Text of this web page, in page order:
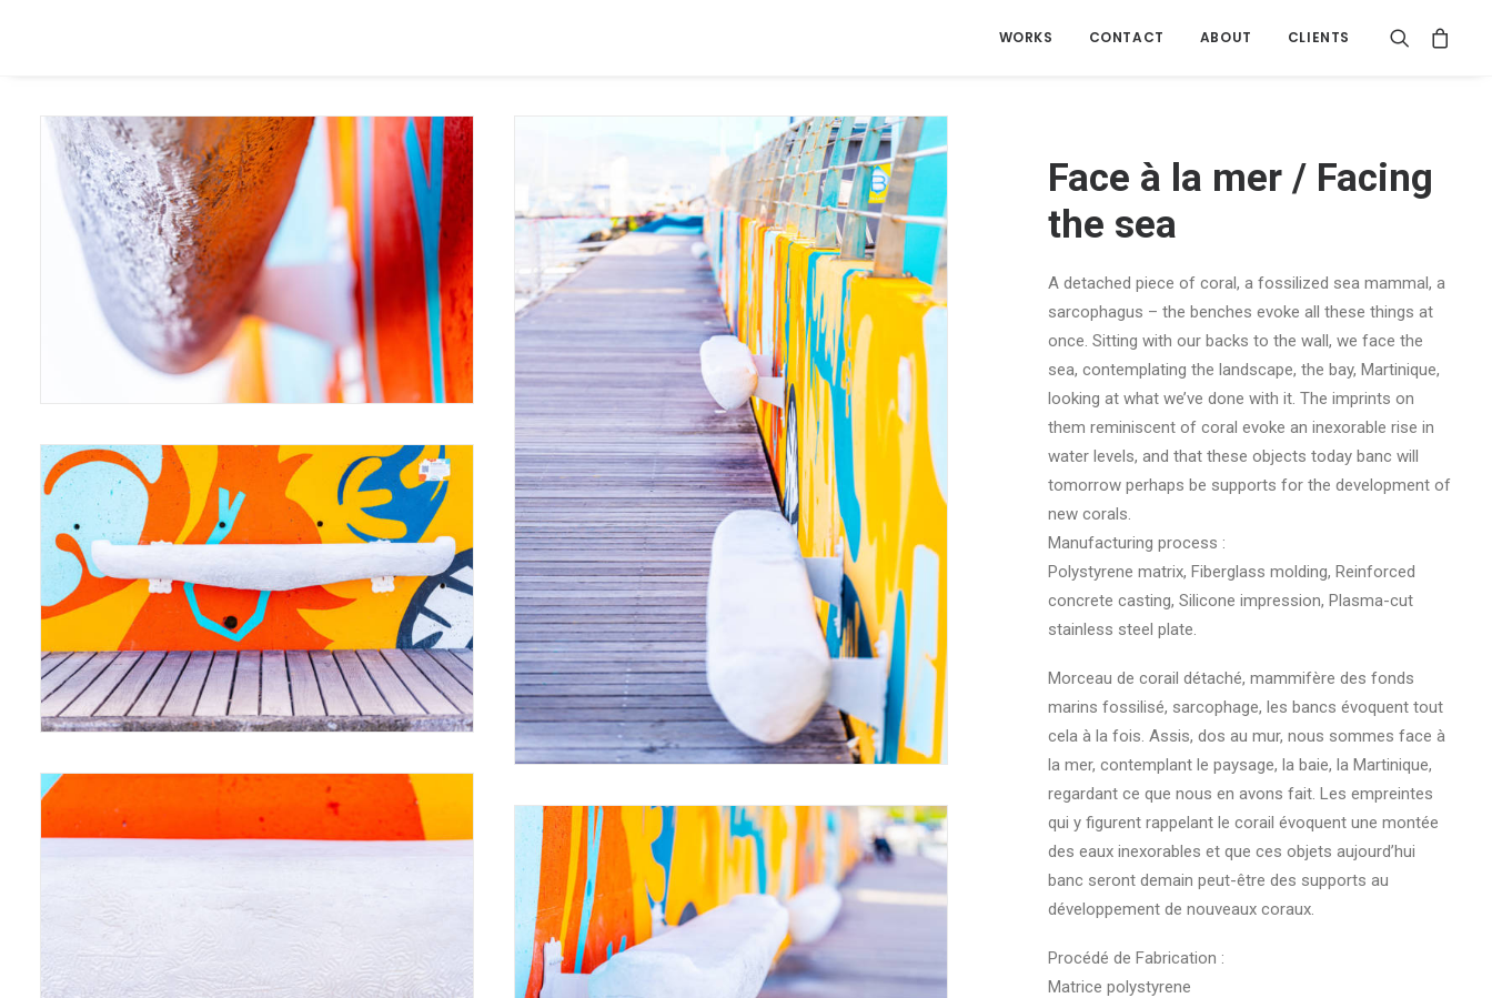
WORKS CONTACT ABOUT CLIENTS
Face à la mer / Facing
the sea
A detached piece of coral, a fossilized sea mammal, a
sarcophagus – the benches evoke all these things at
once. Sitting with our backs to the wall, we face the
sea, contemplating the landscape, the bay, Martinique,
looking at what we’ve done with it. The imprints on
them reminiscent of coral evoke an inexorable rise in
water levels, and that these objects today banc will
tomorrow perhaps be supports for the development of
new corals.
Manufacturing process :
Polystyrene matrix, Fiberglass molding, Reinforced
concrete casting, Silicone impression, Plasma-cut
stainless steel plate.
Morceau de corail détaché, mammifère des fonds
marins fossilisé, sarcophage, les bancs évoquent tout
cela à la fois. Assis, dos au mur, nous sommes face à
la mer, contemplant le paysage, la baie, la Martinique,
regardant ce que nous en avons fait. Les empreintes
qui y figurent rappelant le corail évoquent une montée
des eaux inexorables et que ces objets aujourd’hui
banc seront demain peut-être des supports au
développement de nouveaux coraux.
Procédé de Fabrication :
Matrice polystyrene